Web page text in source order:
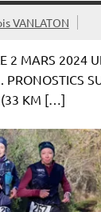
VANLATON
2 MARS 2024
(33 KM […]